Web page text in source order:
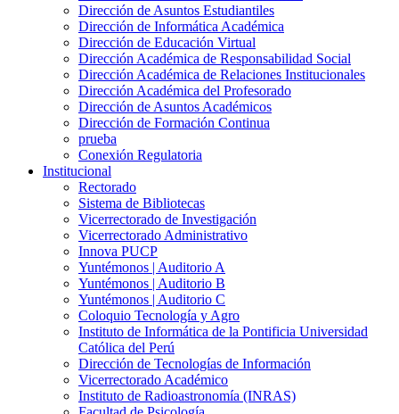
Dirección de Asuntos Estudiantiles
Dirección de Informática Académica
Dirección de Educación Virtual
Dirección Académica de Responsabilidad Social
Dirección Académica de Relaciones Institucionales
Dirección Académica del Profesorado
Dirección de Asuntos Académicos
Dirección de Formación Continua
prueba
Conexión Regulatoria
Institucional
Rectorado
Sistema de Bibliotecas
Vicerrectorado de Investigación
Vicerrectorado Administrativo
Innova PUCP
Yuntémonos | Auditorio A
Yuntémonos | Auditorio B
Yuntémonos | Auditorio C
Coloquio Tecnología y Agro
Instituto de Informática de la Pontificia Universidad
Católica del Perú
Dirección de Tecnologías de Información
Vicerrectorado Académico
Instituto de Radioastronomía (INRAS)